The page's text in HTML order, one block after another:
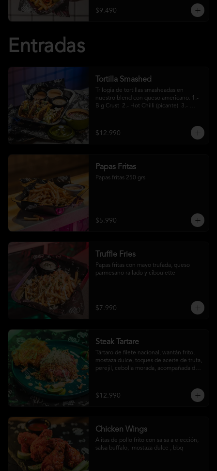
$9.490
Entradas
Tortilla Smashed
Trilogía de tortillas smasheadas en
nuestro blend con queso americano. 1.-
Big Crust  2.- Hot Chilli (picante)  3.-
$12.990
Papas Fritas
Papas fritas 250 grs
$5.990
Truffle Fries
Papas fritas con mayo trufada, queso
parmesano rallado y ciboulette
$7.990
Steak Tartare
Tártaro de filete nacional, wantán frito,
mostaza dulce, toques de aceite de trufa,
perejil, cebolla morada, acompañada de
$12.990
Chicken Wings
Alitas de pollo frito con salsa a elección,
salsa buffalo,  mostaza dulce , bbq